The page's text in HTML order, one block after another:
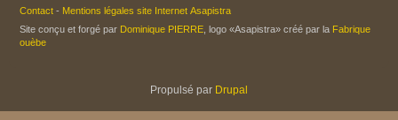
Contact - Mentions légales site Internet Asapistra
Site conçu et forgé par Dominique PIERRE, logo «Asapistra» créé par la Fabrique
ouèbe
Propulsé par Drupal